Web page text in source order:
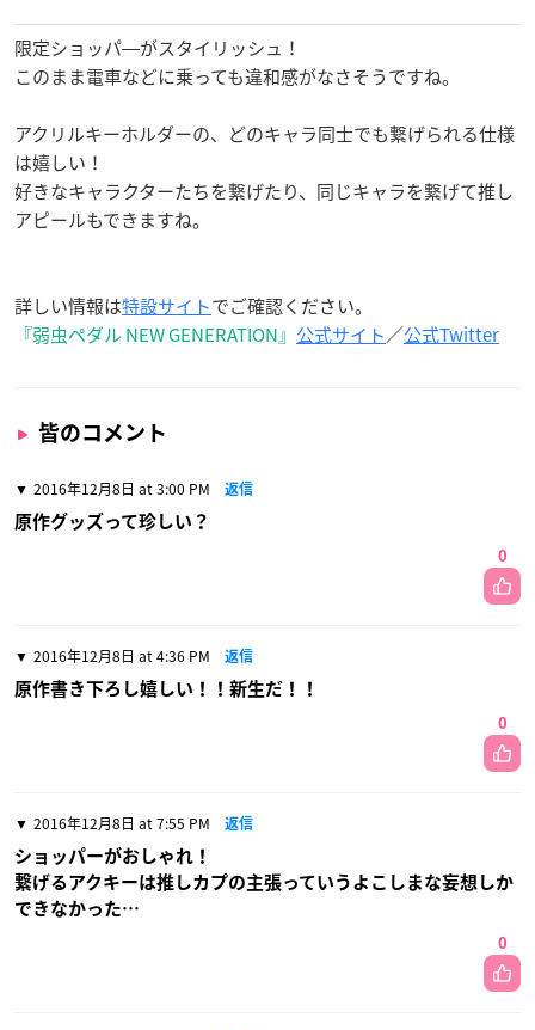
限定ショッパ―がスタイリッシュ！
このまま電車などに乗っても違和感がなさそうですね。
アクリルキーホルダーの、どのキャラ同士でも繋げられる仕様
は嬉しい！
好きなキャラクターたちを繋げたり、同じキャラを繋げて推し
アピールもできますね。
詳しい情報は特設サイトでご確認ください。
『弱虫ペダル NEW GENERATION』 公式サイト／公式Twitter
皆のコメント
2016年12月8日 at 3:00 PM 返信
原作グッズって珍しい？
0
2016年12月8日 at 4:36 PM 返信
原作書き下ろし嬉しい！！新生だ！！
0
2016年12月8日 at 7:55 PM 返信
ショッパーがおしゃれ！
繋げるアクキーは推しカプの主張っていうよこしまな妄想しか
できなかった…
0